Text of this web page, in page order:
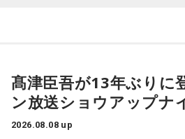
（左から）福田正博さん、藤木直人
番組Webサイト： https://jfn-
音声コンテンツプラットフォーム「
ル音声も配信中！
ました。
それは何でしたか？次の中から近い
髙津臣吾が13年ぶりに
ン放送ショウアップナ
2026.08.08 up